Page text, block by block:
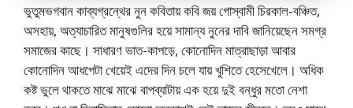
ভুতুমভগবান কাব্যগ্রন্থের নুন কবিতায় কবি জয় গােস্বামী চিরকাল-বঞ্চিত,
অসহায়, অত্যাচারিত মানুষগুলির হয়ে সামান্য নুনের দাবি জানিয়েছেন সমগ্র
সমাজের কাছে। সাধারণ ভাত-কাপড়ে, কোনােদিন মাত্রাছাড়া আবার
কোনােদিন আধপেটা খেয়েই এদের দিন চলে যায় খুশিতে হেসেখেলে। অধিক
কষ্ট ভুলে থাকতে মাঝে মাঝে বাপব্যাটায় এক হয়ে দুই বন্ধুর মতাে নেশা